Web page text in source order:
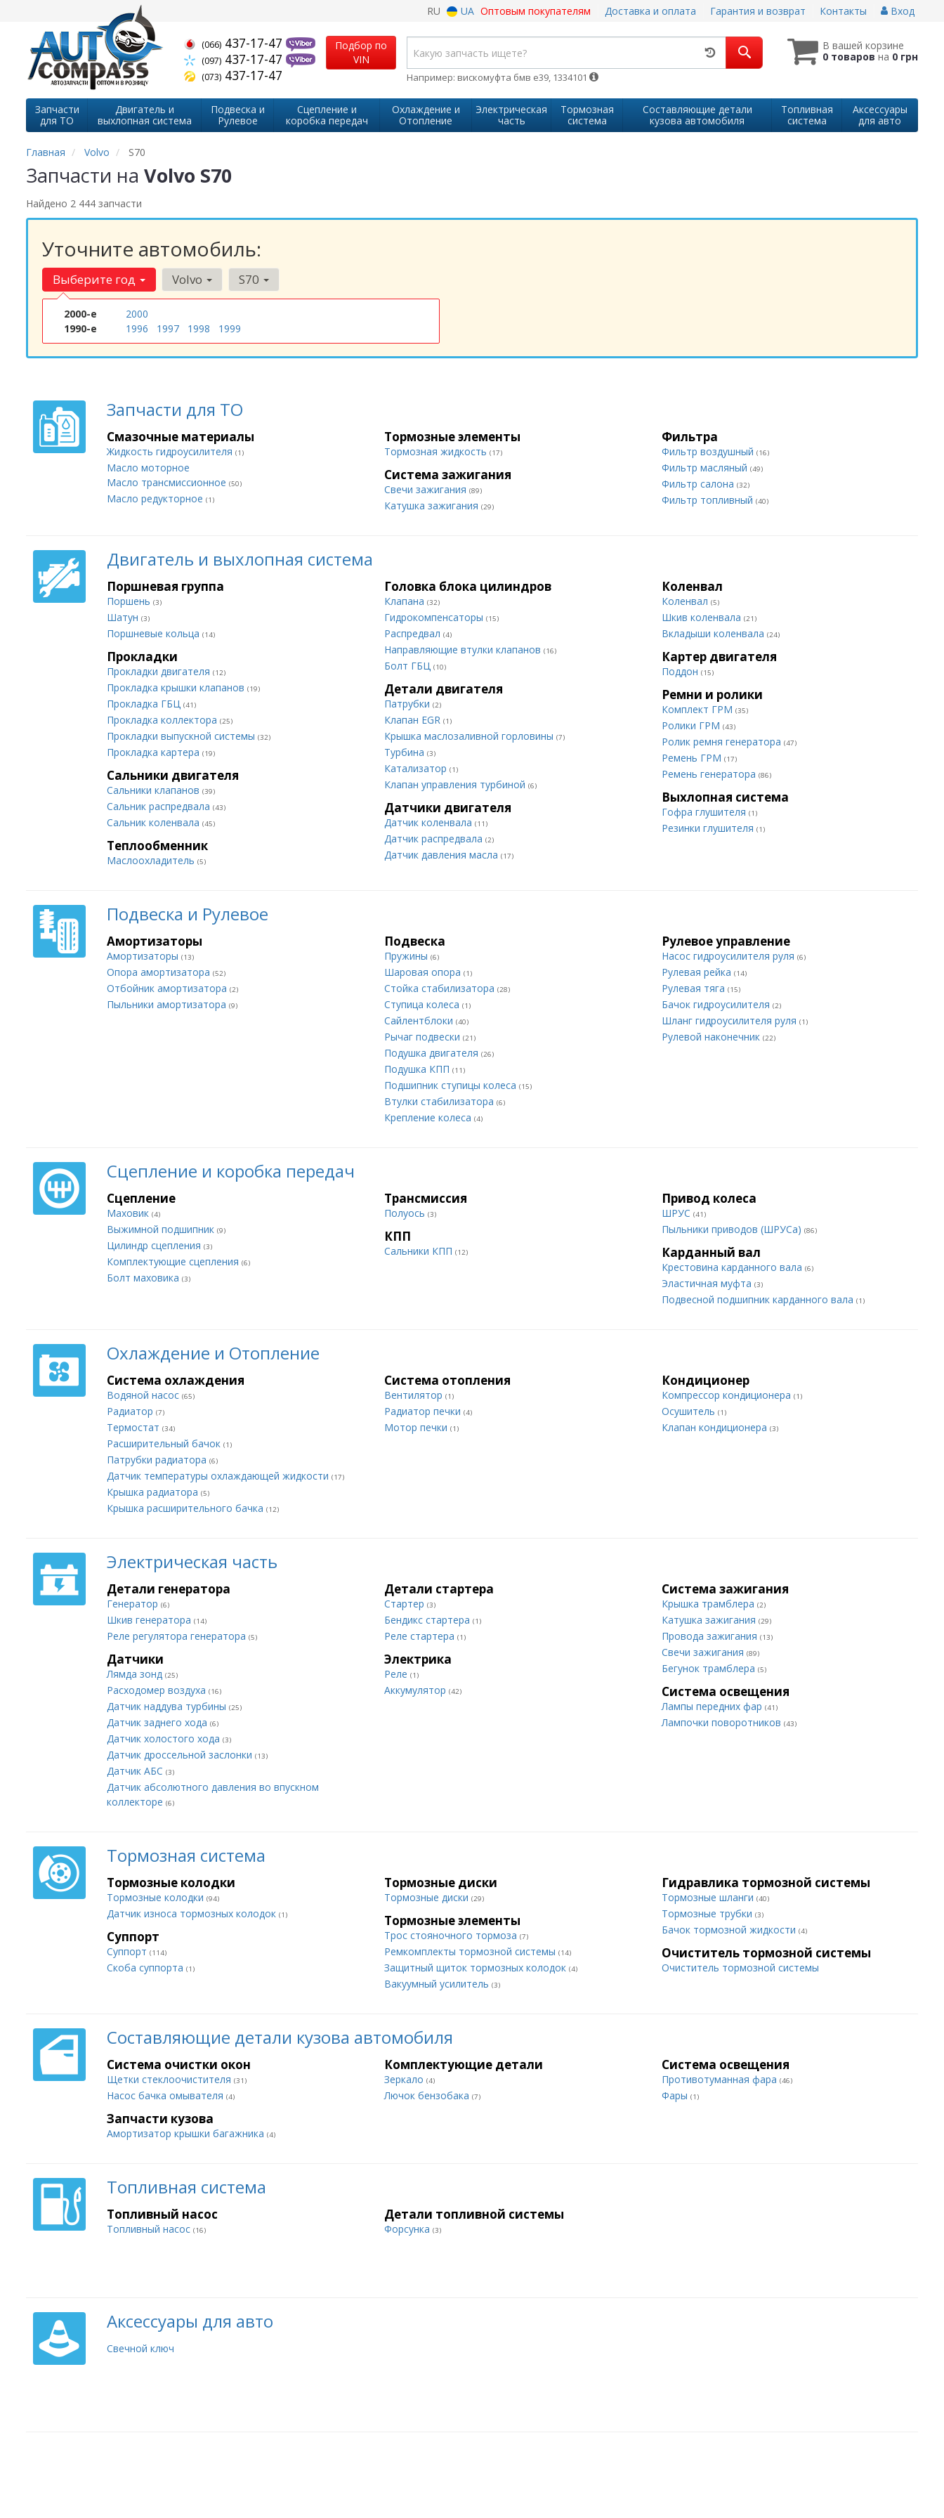
RU UA Оптовым покупателям Доставка и оплата Гарантия и возврат Контакты Вход
(066) 437-17-47
(097) 437-17-47
(073) 437-17-47
Подбор по
VIN
В вашей корзине
0 товаровна 0 грн
Например: вискомуфта бмв е39, 1334101
Запчасти
для ТО
Двигатель и
выхлопная система
Подвеска и
Рулевое
Сцепление и
коробка передач
Охлаждение и
Отопление
Электрическая
часть
Тормозная
система
Составляющие детали
кузова автомобиля
Топливная
система
Аксессуары
для авто
Главная Volvo S70
Запчасти на Volvo S70
Найдено 2 444 запчасти
Уточните автомобиль:
Выберите год
2000-е
2000
1990-е
1996 1997 1998 1999
Volvo S70
Запчасти для ТО
Смазочные материалы
Жидкость гидроусилителя (1)
Масло моторное
Масло трансмиссионное (50)
Масло редукторное (1)
Тормозные элементы
Тормозная жидкость (17)
Фильтра
Фильтр воздушный (16)
Фильтр масляный (49)
Фильтр салона (32)
Фильтр топливный (40)
Система зажигания
Свечи зажигания (89)
Катушка зажигания (29)
Двигатель и выхлопная система
Поршневая группа
Поршень (3)
Шатун (3)
Поршневые кольца (14)
Головка блока цилиндров
Клапана (32)
Гидрокомпенсаторы (15)
Распредвал (4)
Направляющие втулки клапанов (16)
Болт ГБЦ (10)
Коленвал
Коленвал (5)
Шкив коленвала (21)
Вкладыши коленвала (24)
Прокладки
Прокладки двигателя (12)
Прокладка крышки клапанов (19)
Прокладка ГБЦ (41)
Прокладка коллектора (25)
Прокладки выпускной системы (32)
Прокладка картера (19)
Картер двигателя
Поддон (15)
Детали двигателя
Патрубки (2)
Клапан EGR (1)
Крышка маслозаливной горловины (7)
Турбина (3)
Катализатор (1)
Клапан управления турбиной (6)
Ремни и ролики
Комплект ГРМ (35)
Ролики ГРМ (43)
Ролик ремня генератора (47)
Ремень ГРМ (17)
Ремень генератора (86)
Сальники двигателя
Сальники клапанов (39)
Сальник распредвала (43)
Сальник коленвала (45)
Выхлопная система
Гофра глушителя (1)
Резинки глушителя (1)
Датчики двигателя
Датчик коленвала (11)
Датчик распредвала (2)
Датчик давления масла (17)
Теплообменник
Маслоохладитель (5)
Подвеска и Рулевое
Амортизаторы
Амортизаторы (13)
Опора амортизатора (52)
Отбойник амортизатора (2)
Пыльники амортизатора (9)
Подвеска
Пружины (6)
Шаровая опора (1)
Стойка стабилизатора (28)
Ступица колеса (1)
Сайлентблоки (40)
Рычаг подвески (21)
Подушка двигателя (26)
Подушка КПП (11)
Подшипник ступицы колеса (15)
Втулки стабилизатора (6)
Крепление колеса (4)
Рулевое управление
Насос гидроусилителя руля (6)
Рулевая рейка (14)
Рулевая тяга (15)
Бачок гидроусилителя (2)
Шланг гидроусилителя руля (1)
Рулевой наконечник (22)
Сцепление и коробка передач
Сцепление
Маховик (4)
Выжимной подшипник (9)
Цилиндр сцепления (3)
Комплектующие сцепления (6)
Болт маховика (3)
Трансмиссия
Полуось (3)
Привод колеса
ШРУС (41)
Пыльники приводов (ШРУСа) (86)
КПП
Сальники КПП (12) Карданный вал
Крестовина карданного вала (6)
Эластичная муфта (3)
Подвесной подшипник карданного вала (1)
Охлаждение и Отопление
Система охлаждения
Водяной насос (65)
Радиатор (7)
Термостат (34)
Расширительный бачок (1)
Патрубки радиатора (6)
Датчик температуры охлаждающей жидкости (17)
Крышка радиатора (5)
Крышка расширительного бачка (12)
Система отопления
Вентилятор (1)
Радиатор печки (4)
Мотор печки (1)
Кондиционер
Компрессор кондиционера (1)
Осушитель (1)
Клапан кондиционера (3)
Электрическая часть
Детали генератора
Генератор (6)
Шкив генератора (14)
Реле регулятора генератора (5)
Детали стартера
Стартер (3)
Бендикс стартера (1)
Реле стартера (1)
Система зажигания
Крышка трамблера (2)
Катушка зажигания (29)
Провода зажигания (13)
Свечи зажигания (89)
Бегунок трамблера (5)
Датчики
Лямда зонд (25)
Расходомер воздуха (16)
Датчик наддува турбины (25)
Датчик заднего хода (6)
Датчик холостого хода (3)
Датчик дроссельной заслонки (13)
Датчик АБС (3)
Датчик абсолютного давления во впускном
коллекторе (6)
Электрика
Реле (1)
Аккумулятор (42) Система освещения
Лампы передних фар (41)
Лампочки поворотников (43)
Тормозная система
Тормозные колодки
Тормозные колодки (94)
Датчик износа тормозных колодок (1)
Тормозные диски
Тормозные диски (29)
Гидравлика тормозной системы
Тормозные шланги (40)
Тормозные трубки (3)
Бачок тормозной жидкости (4)
Тормозные элементы
Трос стояночного тормоза (7)
Ремкомплекты тормозной системы (14)
Защитный щиток тормозных колодок (4)
Вакуумный усилитель (3)
Суппорт
Суппорт (114)
Скоба суппорта (1)
Очиститель тормозной системы
Очиститель тормозной системы
Составляющие детали кузова автомобиля
Система очистки окон
Щетки стеклоочистителя (31)
Насос бачка омывателя (4)
Комплектующие детали
Зеркало (4)
Лючок бензобака (7)
Система освещения
Противотуманная фара (46)
Фары (1)
Запчасти кузова
Амортизатор крышки багажника (4)
Топливная система
Топливный насос
Топливный насос (16)
Детали топливной системы
Форсунка (3)
Аксессуары для авто
Свечной ключ